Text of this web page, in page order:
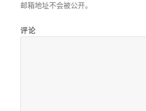
邮箱地址不会被公开。
评论